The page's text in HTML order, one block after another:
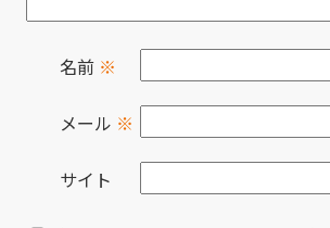
名前 ※
メール ※
サイト